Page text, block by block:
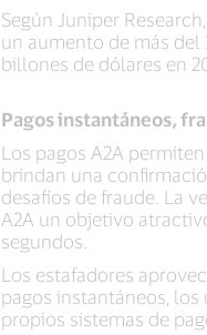
Según Juniper
un aumento de más del
billones de dólares en
Pagos instantáneos,
Los pagos A2A
brindan una
desafíos de fraude. La
A2A un objetivo
segundos.
Los estafadores
pagos instantáneos,
propios sistemas de